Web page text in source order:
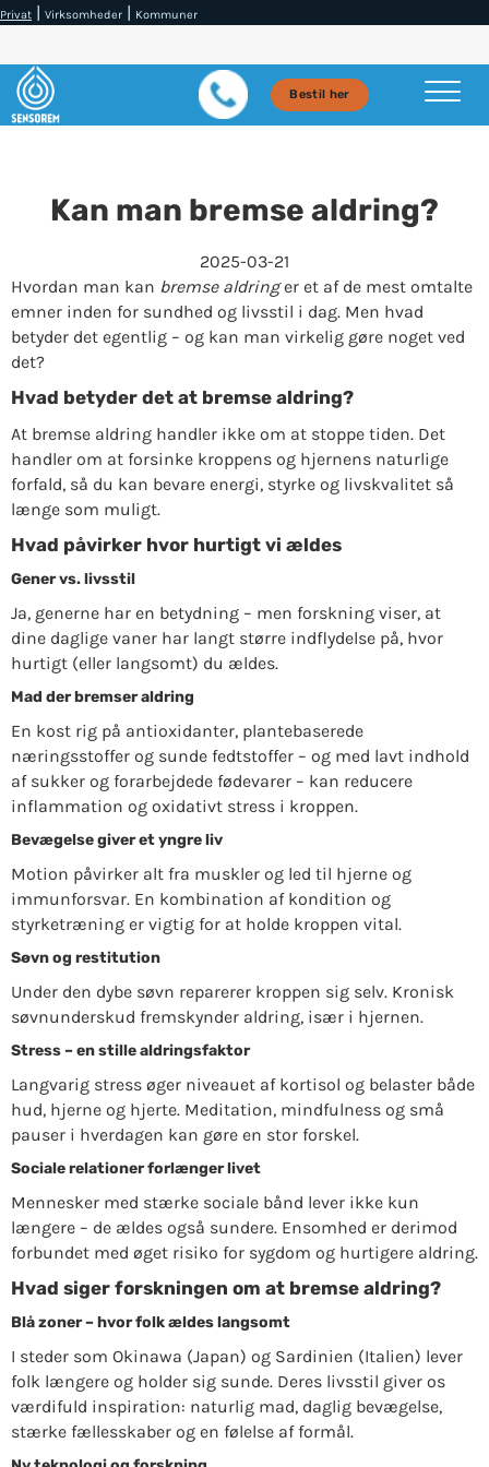
Privat | Virksomheder | Kommuner
Bestil her
Kan man bremse aldring?
2025-03-21
Hvordan man kan bremse aldringer et af de mest omtalte
emner inden for sundhed og livsstil i dag. Men hvad
betyder det egentlig – og kan man virkelig gøre noget ved
det?
Hvad betyder det at bremse aldring?
At bremse aldring handler ikke om at stoppe tiden. Det
handler om at forsinke kroppens og hjernens naturlige
forfald, så du kan bevare energi, styrke og livskvalitet så
længe som muligt.
Hvad påvirker hvor hurtigt vi ældes
Gener vs. livsstil
Ja, generne har en betydning – men forskning viser, at
dine daglige vaner har langt større indflydelse på, hvor
hurtigt (eller langsomt) du ældes.
Mad der bremser aldring
En kost rig på antioxidanter, plantebaserede
næringsstoffer og sunde fedtstoffer – og med lavt indhold
af sukker og forarbejdede fødevarer – kan reducere
inflammation og oxidativt stress i kroppen.
Bevægelse giver et yngre liv
Motion påvirker alt fra muskler og led til hjerne og
immunforsvar. En kombination af kondition og
styrketræning er vigtig for at holde kroppen vital.
Søvn og restitution
Under den dybe søvn reparerer kroppen sig selv. Kronisk
søvnunderskud fremskynder aldring, især i hjernen.
Stress – en stille aldringsfaktor
Langvarig stress øger niveauet af kortisol og belaster både
hud, hjerne og hjerte. Meditation, mindfulness og små
pauser i hverdagen kan gøre en stor forskel.
Sociale relationer forlænger livet
Mennesker med stærke sociale bånd lever ikke kun
længere – de ældes også sundere. Ensomhed er derimod
forbundet med øget risiko for sygdom og hurtigere aldring.
Hvad siger forskningen om at bremse aldring?
Blå zoner – hvor folk ældes langsomt
I steder som Okinawa (Japan) og Sardinien (Italien) lever
folk længere og holder sig sunde. Deres livsstil giver os
værdifuld inspiration: naturlig mad, daglig bevægelse,
stærke fællesskaber og en følelse af formål.